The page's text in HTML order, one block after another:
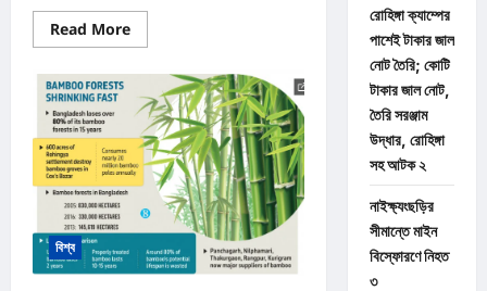
Read MoreRead
more
১৯
পর
কুতুবদিয়ার
ছাত্রলীগ
নেতা
রুবেল
হত্যা
মামলার
রায়
জনের
মৃত্যুদণ্ড
বিশ্ব
রোহিঙ্গা ক্যাম্পের
পাশেই টাকার জাল
নোট তৈরি; কোটি
টাকার জাল নোট,
তৈরি সরঞ্জাম
উদ্ধার, রোহিঙ্গা
সহ আটক ২
নাইক্ষ্যংছড়ির
সীমান্তে মাইন
বিস্ফোরণে নিহত
৩